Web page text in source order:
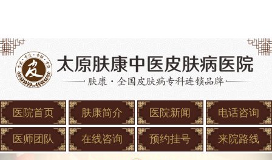
医院首页 肤康简介 医院新闻 电话咨询
医师团队 在线咨询 预约挂号 来院路线